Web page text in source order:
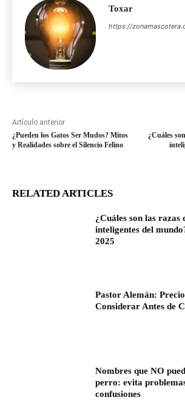
Toxar
https://
Artículo anterior
¿Pueden los Gatos Ser Mudos? Mitos
y Realidades sobre el Silencio Felino
¿Cuáles
RELATED ARTICLES
¿Cuáles son las razas
inteligentes del
2025
Pastor Alemán:
Considerar Antes de
Nombres que NO
perro: evita
confusiones